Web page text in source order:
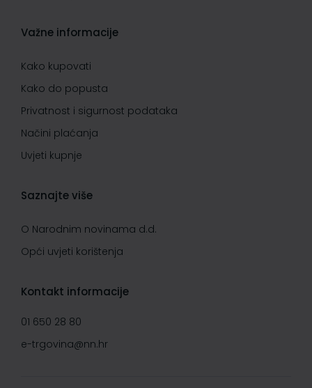
Važne informacije
Kako kupovati
Kako do popusta
Privatnost i sigurnost podataka
Načini plaćanja
Uvjeti kupnje
Saznajte više
O Narodnim novinama d.d.
Opći uvjeti korištenja
Kontakt informacije
01 650 28 80
e-trgovina@nn.hr